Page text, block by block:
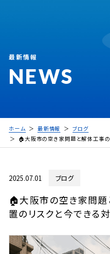
NEWS
最新情報
ホーム 最新情報
ブログ
🏠大阪市の空き家問題と解体工事
2025.07.01 ブログ
🏠大阪市の空き家問
置のリスクと今できる